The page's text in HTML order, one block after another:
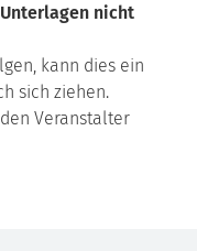
nicht
kann dies ein
sich ziehen.
Veranstalter